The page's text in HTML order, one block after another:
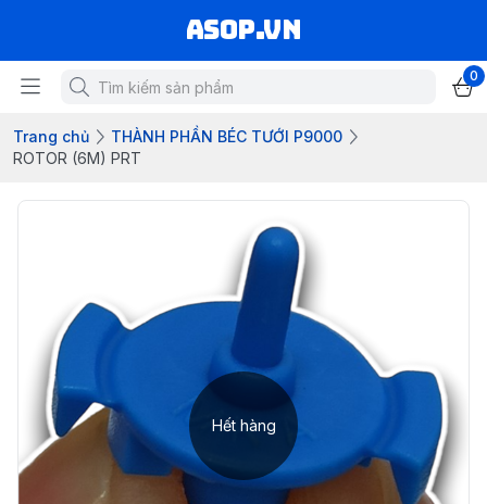
asop.vn
0
Trang chủ
THÀNH PHẦN BÉC TƯỚI P9000
ROTOR (6M) PRT
Hết hàng